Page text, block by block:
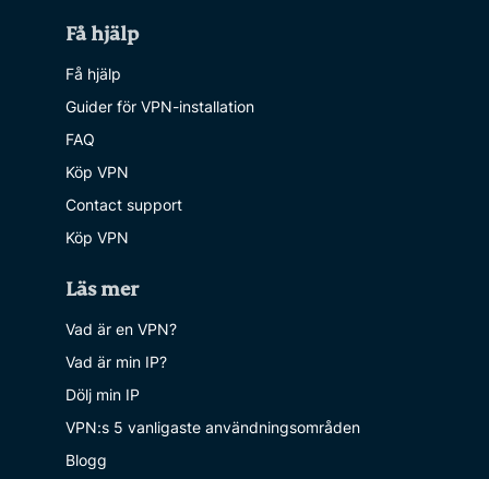
Få hjälp
Få hjälp
Guider för VPN-installation
FAQ
Köp VPN
Contact support
Köp VPN
Läs mer
Vad är en VPN?
Vad är min IP?
Dölj min IP
VPN:s 5 vanligaste användningsområden
Blogg